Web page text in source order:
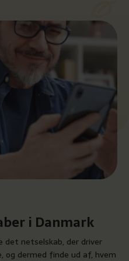
i Danmark
netselskab, der driver
dermed finde ud af, hvem